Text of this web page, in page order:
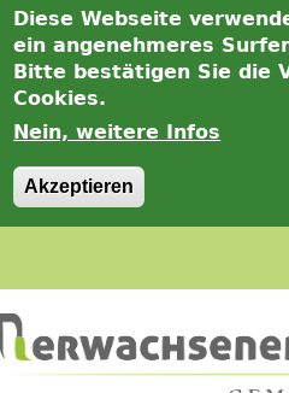
Diese Webseite
ein angenehmeres
Bitte bestätigen Sie die
Cookies.
Nein, weitere Infos
Akzeptieren